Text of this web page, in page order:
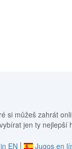
si můžeš zahrát
jen ty nejlepší
EN | Jugos en